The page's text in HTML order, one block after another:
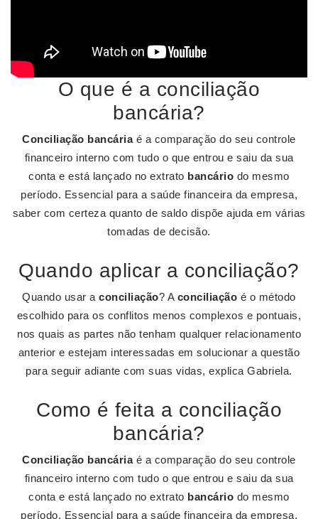
O que é a conciliação
bancária?
Conciliação bancáriaé a comparação do seu controle
financeiro interno com tudo o que entrou e saiu da sua
conta e está lançado no extrato bancário do mesmo
período. Essencial para a saúde financeira da empresa,
saber com certeza quanto de saldo dispõe ajuda em várias
tomadas de decisão.
Quando aplicar a conciliação?
Quando usar aconciliação? A conciliação é o método
escolhido para os conflitos menos complexos e pontuais,
nos quais as partes não tenham qualquer relacionamento
anterior e estejam interessadas em solucionar a questão
para seguir adiante com suas vidas, explica Gabriela.
Como é feita a conciliação
bancária?
Conciliação bancáriaé a comparação do seu controle
financeiro interno com tudo o que entrou e saiu da sua
conta e está lançado no extrato bancário do mesmo
período. Essencial para a saúde financeira da empresa,